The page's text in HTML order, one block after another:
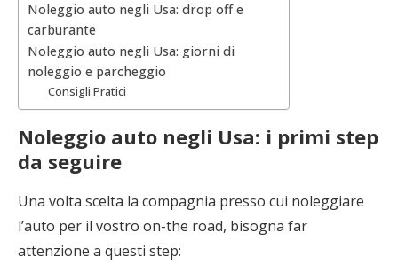
Noleggio auto negli Usa: drop off e
carburante
Noleggio auto negli Usa: giorni di
noleggio e parcheggio
Consigli Pratici
Noleggio auto negli Usa: i primi step
da seguire
Una volta scelta la compagnia presso cui noleggiare
l’auto per il vostro on-the road, bisogna far
attenzione a questi step: